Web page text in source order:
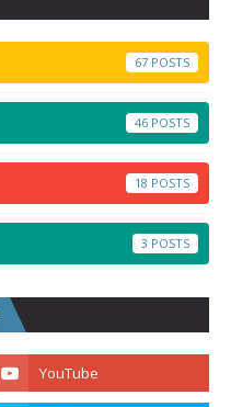
67
46
18
3